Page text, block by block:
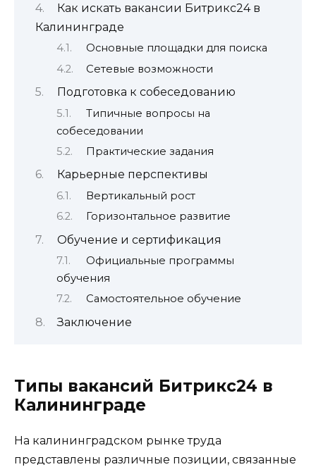
Как искать вакансии Битрикс24 в
Калининграде
Основные площадки для поиска
Сетевые возможности
Подготовка к собеседованию
Типичные вопросы на
собеседовании
Практические задания
Карьерные перспективы
Вертикальный рост
Горизонтальное развитие
Обучение и сертификация
Официальные программы
обучения
Самостоятельное обучение
Заключение
Типы вакансий Битрикс24 в
Калининграде
На калининградском рынке труда
представлены различные позиции, связанные